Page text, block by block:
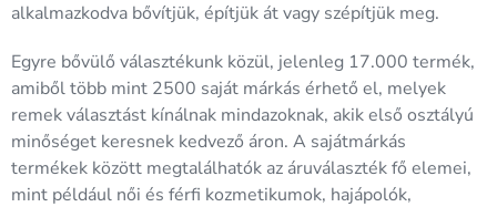
alkalmazkodva bővítjük, építjük át vagy szépítjük meg.
Egyre bővülő választékunk közül, jelenleg 17.000 termék,
amiből több mint 2500 saját márkás érhető el, melyek
remek választást kínálnak mindazoknak, akik első osztályú
minőséget keresnek kedvező áron. A sajátmárkás
termékek között megtalálhatók az áruválaszték fő elemei,
mint például női és férfi kozmetikumok, hajápolók,